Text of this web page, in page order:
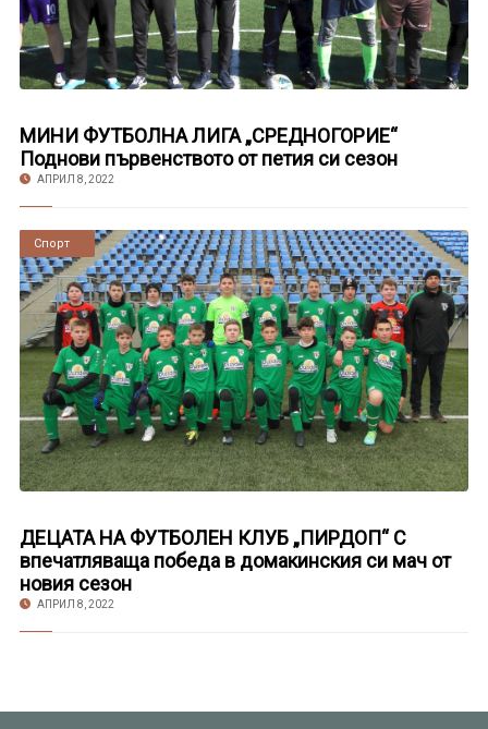
МИНИ ФУТБОЛНА ЛИГА „СРЕДНОГОРИЕ“
Поднови първенството от петия си сезон
АПРИЛ 8, 2022
Новини
Спорт
ДЕЦАТА НА ФУТБОЛЕН КЛУБ „ПИРДОП“ С
впечатляваща победа в домакинския си мач от
новия сезон
АПРИЛ 8, 2022